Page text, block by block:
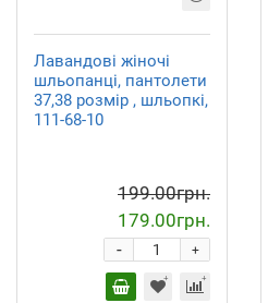
Лавандові жіночі
шльопанці, пантолети
37,38 розмір , шльопкі,
111-68-10
199.00грн.
179.00грн.
+
-